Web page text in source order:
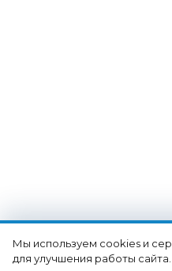
Мы используем cookies и
для улучшения работы